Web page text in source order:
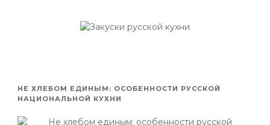
НЕ ХЛЕБОМ ЕДИНЫМ: ОСОБЕННОСТИ РУССКОЙ
НАЦИОНАЛЬНОЙ КУХНИ